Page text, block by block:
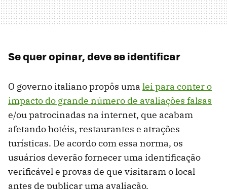
Se quer opinar, deve se identificar
O governo italiano propôs uma lei para conter o
impacto do grande número de avaliações falsas
e/ou patrocinadas na internet, que acabam
afetando hotéis, restaurantes e atrações
turísticas. De acordo com essa norma, os
usuários deverão fornecer uma identificação
verificável e provas de que visitaram o local
antes de publicar uma avaliação.